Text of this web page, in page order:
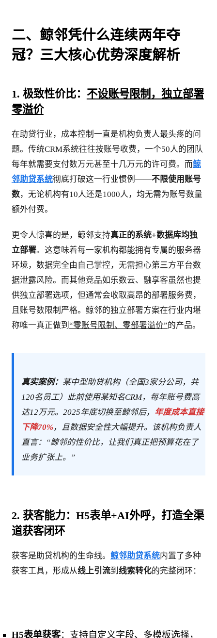
二、鲸邻凭什么连续两年夺
冠？三大核心优势深度解析
1. 极致性价比： 不设账号限制，独立部署
零溢价
在助贷行业，成本控制一直是机构负责人最头疼的问
题。传统CRM系统往往按账号收费，一个50人的团队
每年就需要支付数万元甚至十几万元的许可费。而鲸
邻助贷系统彻底打破这一行业惯例——不限使用账号
数，无论机构有10人还是1000人，均无需为账号数量
额外付费。
更令人惊喜的是，鲸邻支持真正的系统+数据库均独
立部署。这意味着每一家机构都能拥有专属的服务器
环境，数据完全由自己掌控，无需担心第三方平台数
据泄露风险。而其他竞品如乐数云、融享客虽然也提
供独立部署选项，但通常会收取高昂的部署服务费，
且账号数限制严格。鲸邻的独立部署方案在行业内堪
称唯一真正做到 “零账号限制、零部署溢价”的产品。
真实案例： 某中型助贷机构（全国3家分公司，共
120名员工）此前使用某知名CRM，每年账号费高
达12万元。2025年底切换至鲸邻后， 年度成本直接
下降70%，且数据安全性大幅提升。该机构负责人
直言：“鲸邻的性价比，让我们真正把预算花在了
业务扩张上。”
2. 获客能力：H5表单+AI外呼，打造全渠
道获客闭环
获客是助贷机构的生命线。 鲸邻助贷系统内置了多种
获客工具，形成从线上引流到 线索转化的完整闭环：
H5表单获客：支持自定义字段、多模板选择，